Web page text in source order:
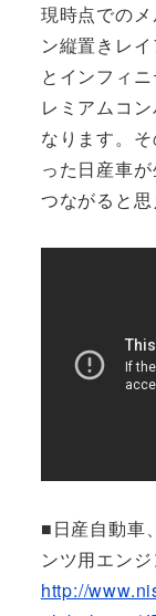
現時点での
ン縦置きレ
とインフィ
レミアムコ
なります。
った日産車
つながると思
■日産自動車
ンツ用エン
http://